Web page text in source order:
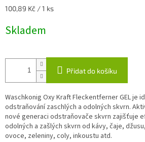
Měrná
100,89 Kč / 1 ks
Skladem
Přidat do košíku
Waschkonig Oxy Kraft Fleckentferner GEL je
odstraňování zaschlých a odolných skvrn.
nové generaci odstraňovače skvrn zajišťuje
odolných a zašlých skvrn od kávy, čaje,
ovoce, zeleniny, coly, inkoustu atd.